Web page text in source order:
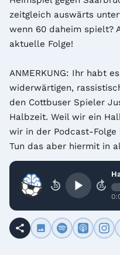
zeitgleich auswärts
wenn 60 daheim spielt?
aktuelle Folge!
ANMERKUNG: Ihr habt
widerwärtigen,
den Cottbuser Spieler
Halbzeit. Weil wir ein
wir in der Podcast-Folge
Tun das aber hiermit in
15 15